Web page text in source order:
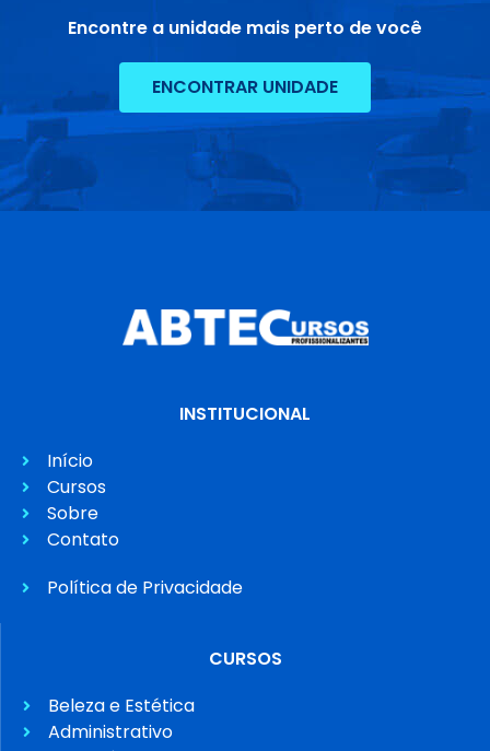
Encontre a unidade mais perto de você
ENCONTRAR UNIDADE
INSTITUCIONAL
Início
Cursos
Sobre
Contato
Política de Privacidade
CURSOS
Beleza e Estética
Administrativo